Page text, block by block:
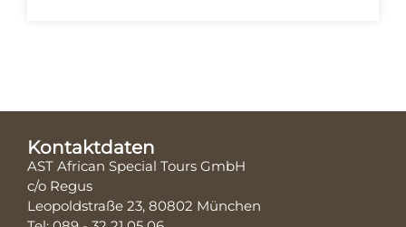
Kontaktdaten
AST African Special Tours GmbH
c/o Regus
Leopoldstraße 23, 80802 München